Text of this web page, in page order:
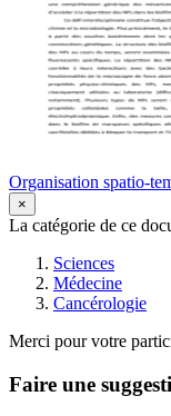
Organisation spatio-
×
La catégorie de ce
Sciences
Médecine
Cancérologie
Merci pour votre
Faire une